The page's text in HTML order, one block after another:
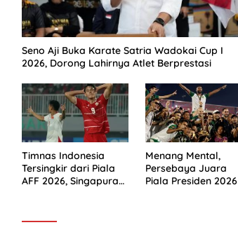
Seno Aji Buka Karate Satria Wadokai Cup I
2026, Dorong Lahirnya Atlet Berprestasi
Timnas Indonesia
Tersingkir dari Piala
AFF 2026, Singapura
Menang Mental,
Persebaya Juara
Piala Presiden 2026